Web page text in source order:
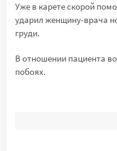
Уже в карете скорой
ударил женщину-врача
груди.
В отношении пациента
побоях.